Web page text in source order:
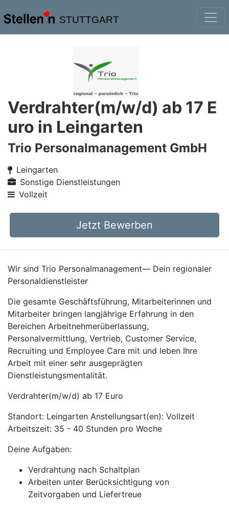
STUTTGART
Verdrahter(m/w/d) ab 17 E
uro in Leingarten
Trio Personalmanagement GmbH
Leingarten
Sonstige Dienstleistungen
Vollzeit
Jetzt Bewerben
Wir sind Trio Personalmanagement— Dein regionaler
Personaldienstleister
Die gesamte Geschäftsführung, Mitarbeiterinnen und
Mitarbeiter bringen langjährige Erfahrung in den
Bereichen Arbeitnehmerüberlassung,
Personalvermittlung, Vertrieb, Customer Service,
Recruiting und Employee Care mit und leben Ihre
Arbeit mit einer sehr ausgeprägten
Dienstleistungsmentalität.
Verdrahter(m/w/d) ab 17 Euro
Standort: Leingarten Anstellungsart(en): Vollzeit
Arbeitszeit: 35 - 40 Stunden pro Woche
Deine Aufgaben:
Verdrahtung nach Schaltplan
Arbeiten unter Berücksichtigung von
Zeitvorgaben und Liefertreue